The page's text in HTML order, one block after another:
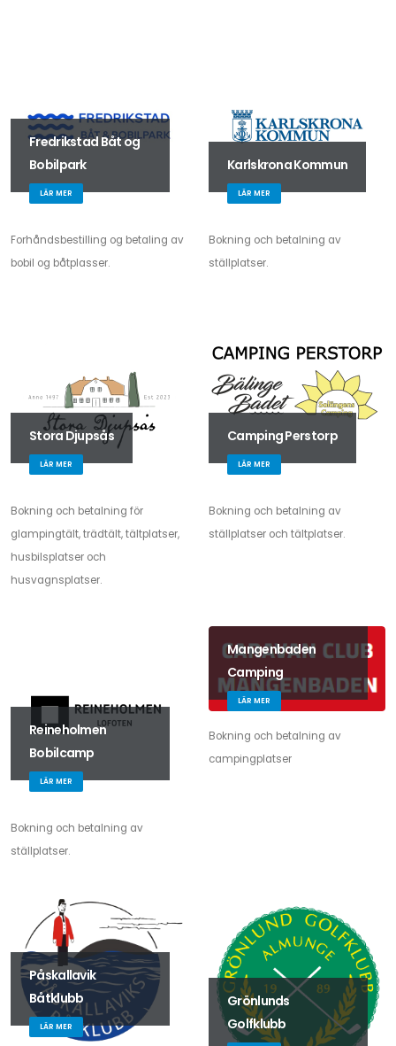
Fredrikstad Båt og
Bobilpark
LÄR MER
Forhåndsbestilling og betaling av
bobil og båtplasser.
Karlskrona Kommun
LÄR MER
Bokning och betalning av
ställplatser.
Stora Djupsås
LÄR MER
Bokning och betalning för
glampingtält, trädtält, tältplatser,
husbilsplatser och
husvagnsplatser.
Camping Perstorp
LÄR MER
Bokning och betalning av
ställplatser och tältplatser.
Reineholmen
Bobilcamp
LÄR MER
Bokning och betalning av
ställplatser.
Mangenbaden
Camping
LÄR MER
Bokning och betalning av
campingplatser
Påskallavik
Båtklubb
LÄR MER
Grönlunds
Golfklubb